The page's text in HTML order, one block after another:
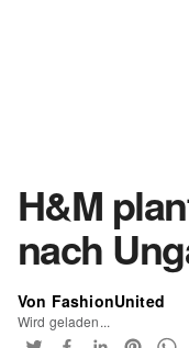
H&M
nach
Von FashionUnited
Wird geladen...